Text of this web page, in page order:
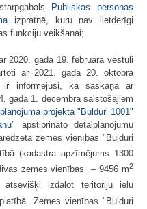
Publiskas personas
izpratnē, kuru nav lietderīgi
funkciju veikšanai;
2020. gada 19. februāra vēstuli
ar 2021. gada 20. oktobra
ir informējusi, ka saskaņā ar
gada 1. decembra saistošajiem
projekta "Bulduri 1001"
" apstiprināto detālplānojumu
zemes vienības "Bulduri
(kadastra apzīmējums 1300
zemes vienības – 9456 m2
izdalot teritoriju ielu
platībā. Zemes vienības "Bulduri